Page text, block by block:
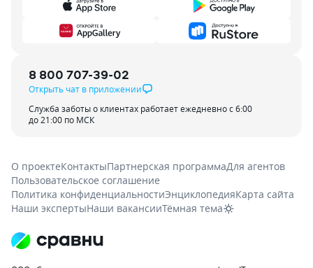
8 800 707-39-02
Открыть чат в приложении
Служба заботы о клиентах работает ежедневно с 6:00
до 21:00 по МСК
О проектеКонтактыПартнерская программаДля агентов
Пользовательское соглашение
Политика конфиденциальностиЭнциклопедияКарта сайта
Наши экспертыНаши вакансииТёмная тема